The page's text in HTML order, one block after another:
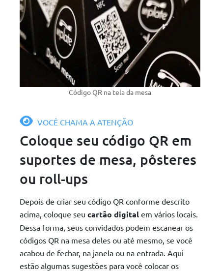
VOCÊ CHAMA A ATENÇÃO
Coloque seu código QR em
suportes de mesa, pôsteres
ou roll-ups
Depois de criar seu código QR conforme descrito
acima, coloque seu cartão digital em vários locais.
Dessa forma, seus convidados podem escanear os
códigos QR na mesa deles ou até mesmo, se você
acabou de fechar, na janela ou na entrada. Aqui
estão algumas sugestões para você colocar os
Código QR na tela da mesa